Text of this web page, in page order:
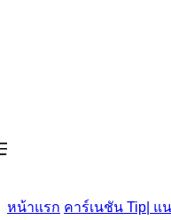
หน้าแรก คาร์เนชัน Tip| แ